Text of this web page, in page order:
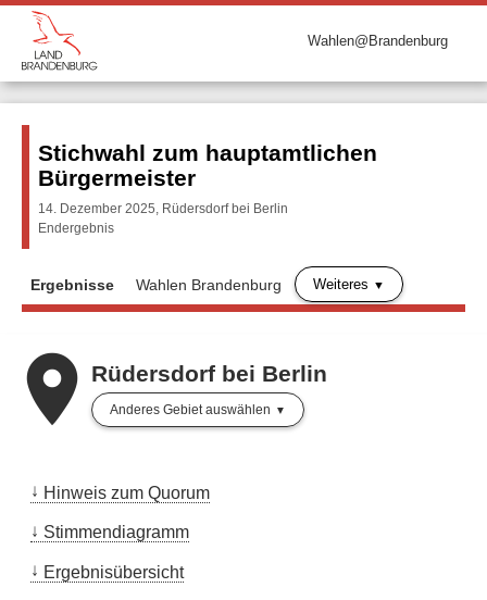
Wahlen@Brandenburg
Stichwahl zum hauptamtlichen
Bürgermeister
14. Dezember 2025, Rüdersdorf bei Berlin
Endergebnis
Ergebnisse Wahlen Brandenburg Weiteres
placeRüdersdorf bei Berlin
Anderes Gebiet auswählen
Hinweis zum Quorum
Stimmendiagramm
Ergebnisübersicht